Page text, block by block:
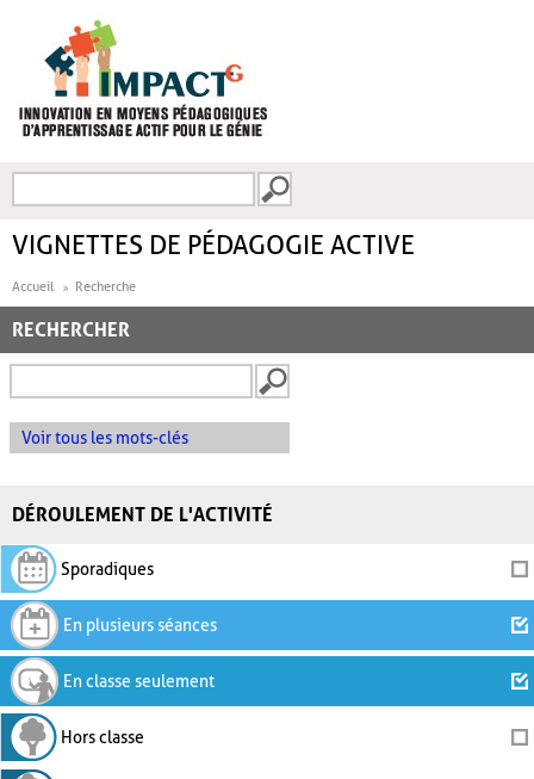
FORMULAIRE DE
VIGNETTES DE PÉDAGOGIE ACTIVE
Accueil Recherche
RECHERCHER
Voir tous les mots-clés
DÉROULEMENT DE L'ACTIVITÉ
Sporadiques
En plusieurs séances
En classe seulement
Hors classe